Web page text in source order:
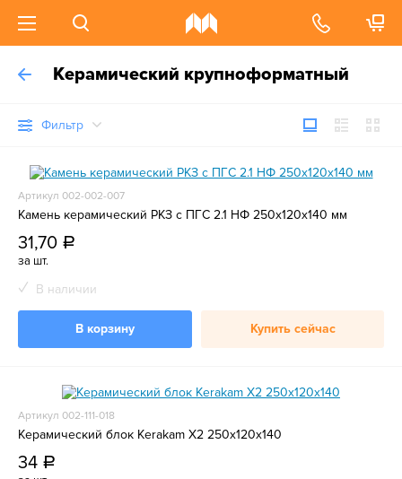
Керамический крупноформатный
Фильтр
Артикул 002-002-007
Камень керамический РКЗ с ПГС 2.1 НФ 250х120х140 мм
31,70 a
за шт.
В наличии
В корзину Купить сейчас
Артикул 002-111-018
Керамический блок Kerakam X2 250x120x140
34 a